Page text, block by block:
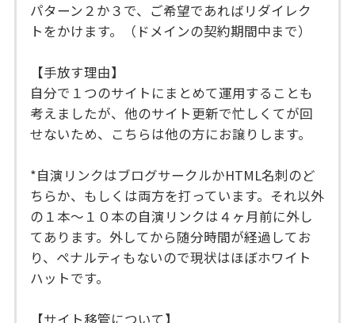
パターン２か３で、ご希望であればリダイレク
トをかけます。（ドメインの契約期間中まで）
【手放す理由】
自分で１つのサイトにまとめて運用することも
考えましたが、他のサイト更新で忙しくてが回
せないため、こちらは他の方にお譲りします。
*自演リンクはブログサークルかHTML名刺のど
ちらか、もしくは両方を打っています。それ以外
の１本〜１０本の自演リンクは４ヶ月前に外し
てあります。外してから随分時間が経過してお
り、ペナルティもないので現状はほぼホワイト
ハットです。
【サイト移管について】